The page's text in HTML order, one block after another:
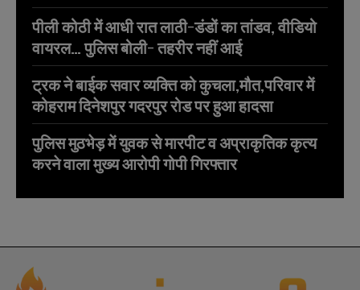
पीली कोठी में आधी रात लाठी-डंडों का तांडव, वीडियो
वायरल… पुलिस बोली- तहरीर नहीं आई
ट्रक ने बाईक सवार व्यक्ति को कुचला,मौत,परिवार में
कोहराम दिनेशपुर गदरपुर रोड पर हुआ हादसा
पुलिस मुठभेड़ में युवक से मारपीट व अप्राकृतिक कृत्य
करने वाला मुख्य आरोपी गोपी गिरफ्तार